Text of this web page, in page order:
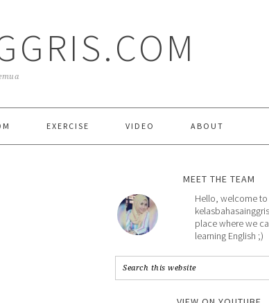
EXERCISE VIDEO ABOUT
MEET THE TEAM
Hello, welcome to
place where we
learning English ;)